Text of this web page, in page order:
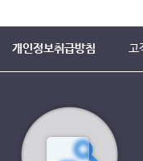
개인정보취급방침 고